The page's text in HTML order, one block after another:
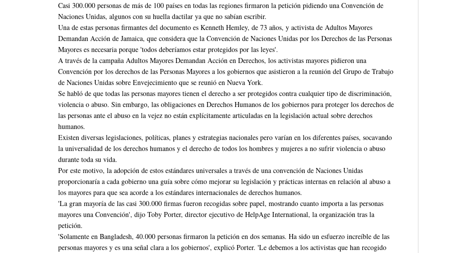
Casi 300.000 personas de más de 100 países en todas las regiones firmaron la petición pidiendo una Convención de
Naciones Unidas, algunos con su huella dactilar ya que no sabían escribir.
Una de estas personas firmantes del documento es Kenneth Hemley, de 73 años, y activista de Adultos Mayores
Demandan Acción de Jamaica, que considera que la Convención de Naciones Unidas por los Derechos de las Personas
Mayores es necesaria porque 'todos deberíamos estar protegidos por las leyes'.
A través de la campaña Adultos Mayores Demandan Acción en Derechos, los activistas mayores pidieron una
Convención por los derechos de las Personas Mayores a los gobiernos que asistieron a la reunión del Grupo de Trabajo
de Naciones Unidas sobre Envejecimiento que se reunió en Nueva York.
Se habló de que todas las personas mayores tienen el derecho a ser protegidos contra cualquier tipo de discriminación,
violencia o abuso. Sin embargo, las obligaciones en Derechos Humanos de los gobiernos para proteger los derechos de
las personas ante el abuso en la vejez no están explícitamente articuladas en la legislación actual sobre derechos
humanos.
Existen diversas legislaciones, políticas, planes y estrategias nacionales pero varían en los diferentes países, socavando
la universalidad de los derechos humanos y el derecho de todos los hombres y mujeres a no sufrir violencia o abuso
durante toda su vida.
Por este motivo, la adopción de estos estándares universales a través de una convención de Naciones Unidas
proporcionaría a cada gobierno una guía sobre cómo mejorar su legislación y prácticas internas en relación al abuso a
los mayores para que sea acorde a los estándares internacionales de derechos humanos.
'La gran mayoría de las casi 300.000 firmas fueron recogidas sobre papel, mostrando cuanto importa a las personas
mayores una Convención', dijo Toby Porter, director ejecutivo de HelpAge International, la organización tras la
petición.
'Solamente en Bangladesh, 40.000 personas firmaron la petición en dos semanas. Ha sido un esfuerzo increíble de las
personas mayores y es una señal clara a los gobiernos', explicó Porter. 'Le debemos a los activistas que han recogido